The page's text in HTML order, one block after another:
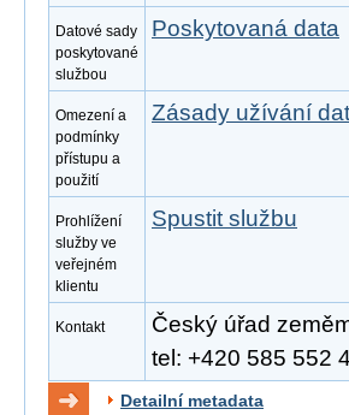
Datové sady
poskytované
službou
Poskytovaná data
Omezení a
podmínky
přístupu a
použití
Zásady užívání
Prohlížení
služby ve
veřejném
klientu
Spustit službu
Kontakt
Český úřad
tel: +420 585 552
Detailní metadata